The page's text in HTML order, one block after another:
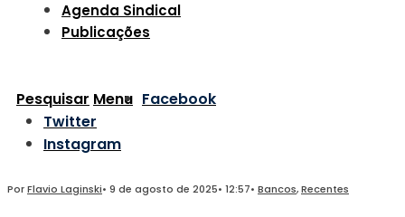
Agenda Sindical
Publicações
Pesquisar Menu Facebook
Twitter
Instagram
PorFlavio Laginski• 9 de agosto de 2025• 12:57• Bancos,Recentes